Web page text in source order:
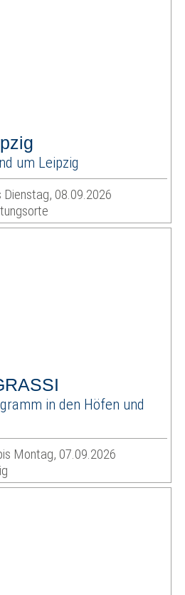
um Leipzig
08.09.2026
in den Höfen und
Montag, 07.09.2026